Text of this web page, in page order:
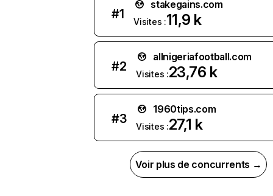
#1
stakegains.com
Visites :11,9 k
#2
allnigeriafootball.com
Visites :23,76 k
#3
1960tips.com
Visites :27,1 k
Voir plus de concurrents →